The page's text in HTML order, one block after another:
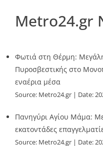
Metro24.gr
Φωτιά στη Θέρμη:
Πυροσβεστικής στο
εναέρια μέσα
Source: Metro24.gr Date:
Πανηγύρι Αγίου Μάμα: Με
εκατοντάδες
Source: Metro24.gr Date: